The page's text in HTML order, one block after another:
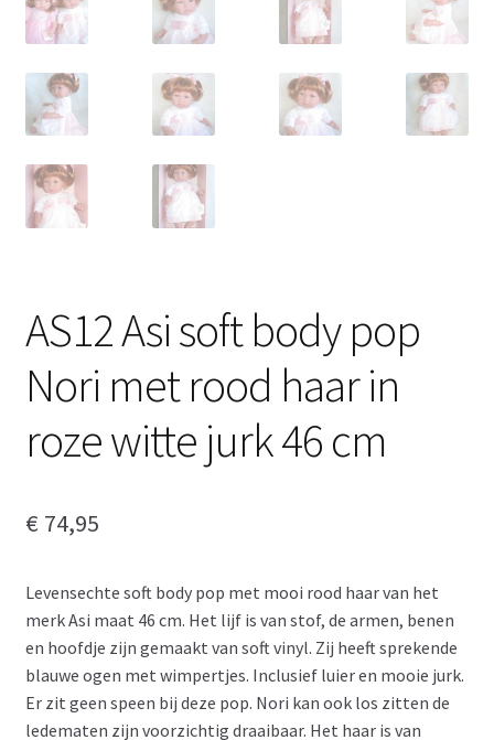
AS12 Asi soft body pop
Nori met rood haar in
roze witte jurk 46 cm
€ 74,95
Levensechte soft body pop met mooi rood haar van het
merk Asi maat 46 cm. Het lijf is van stof, de armen, benen
en hoofdje zijn gemaakt van soft vinyl. Zij heeft sprekende
blauwe ogen met wimpertjes. Inclusief luier en mooie jurk.
Er zit geen speen bij deze pop. Nori kan ook los zitten de
ledematen zijn voorzichtig draaibaar. Het haar is van